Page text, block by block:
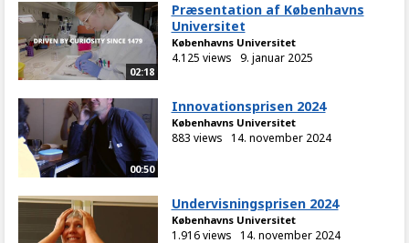
02:18
Præsentation af Københavns
Universitet
Københavns Universitet
4.125 views 9. januar 2025
00:50
Innovationsprisen 2024
Københavns Universitet
883 views 14. november 2024
Undervisningsprisen 2024
Københavns Universitet
1.916 views 14. november 2024